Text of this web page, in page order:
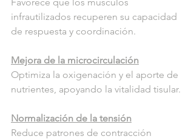
infrautilizados recuperen su capacidad
de respuesta y coordinación.
Mejora de la microcirculación
Optimiza la oxigenación y el aporte de
nutrientes, apoyando la vitalidad tisular.
Normalización de la tensión
Reduce patrones de contracción